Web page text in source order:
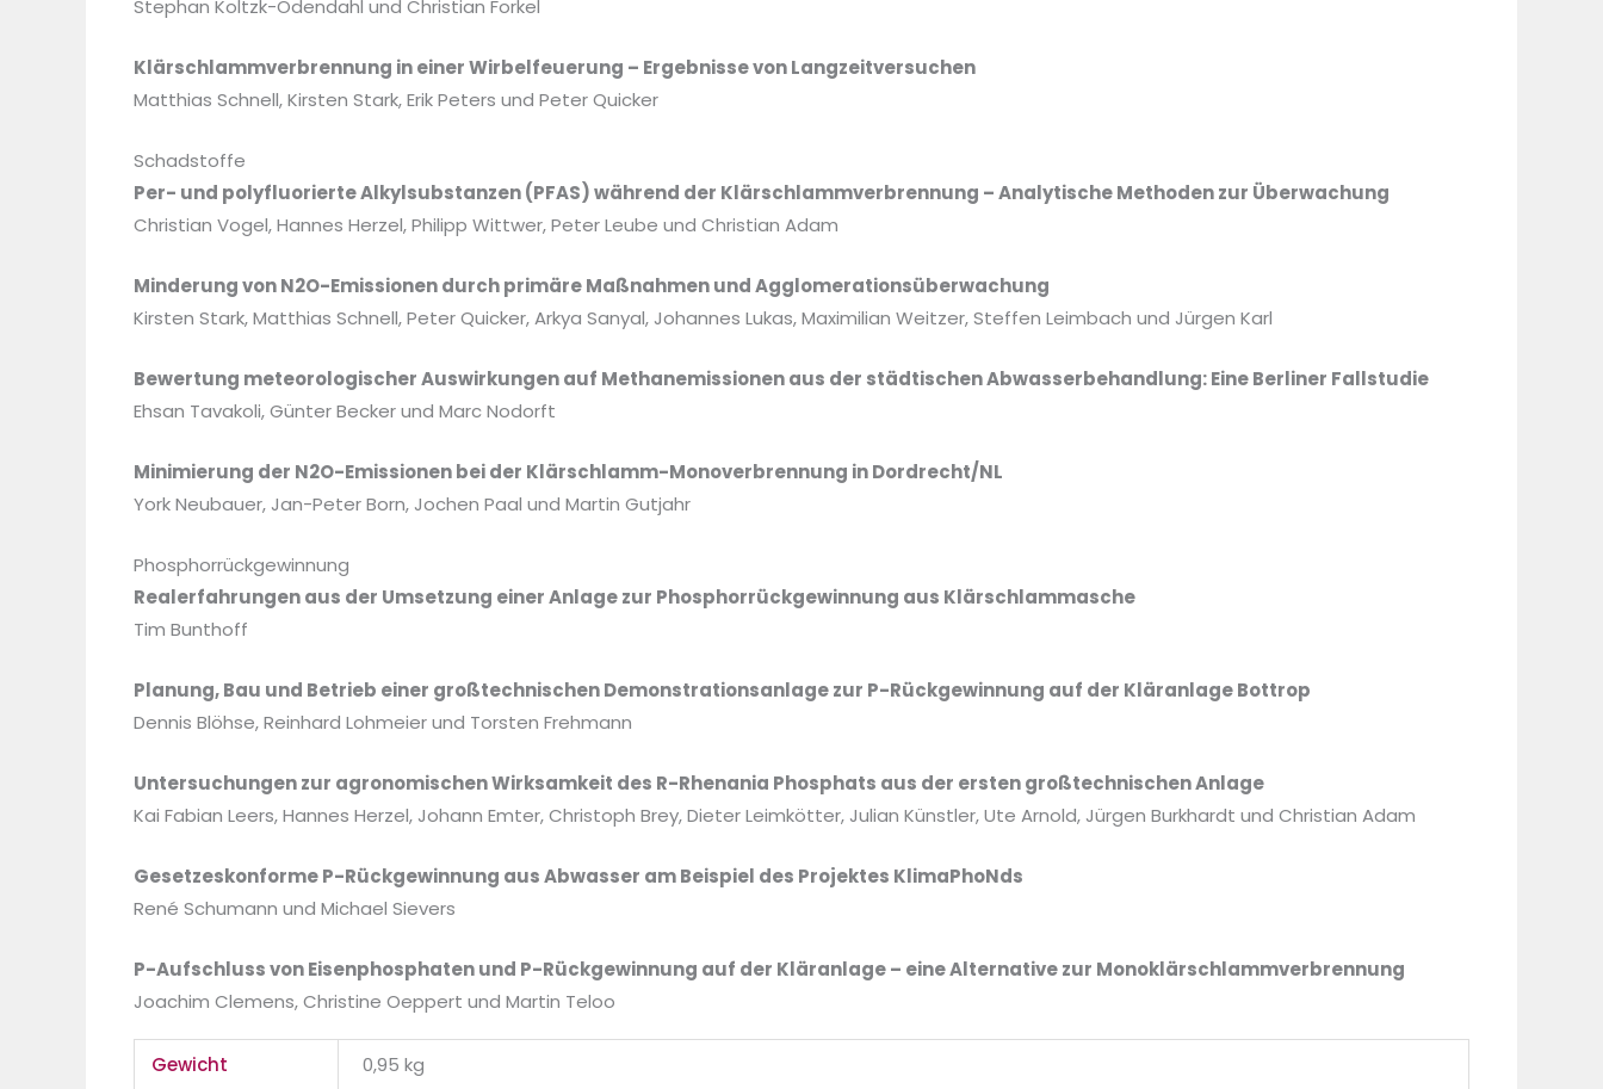
Stephan Koltzk-Odendahl und Christian Forkel
Klärschlammverbrennung in einer Wirbelfeuerung – Ergebnisse von Langzeitversuchen
Matthias Schnell, Kirsten Stark, Erik Peters und Peter Quicker
Schadstoffe
Per- und polyfluorierte Alkylsubstanzen (PFAS) während der Klärschlammverbrennung – Analytische Methoden zur Überwachung
Christian Vogel, Hannes Herzel, Philipp Wittwer, Peter Leube und Christian Adam
Minderung von N2O-Emissionen durch primäre Maßnahmen und Agglomerationsüberwachung
Kirsten Stark, Matthias Schnell, Peter Quicker, Arkya Sanyal, Johannes Lukas, Maximilian Weitzer, Steffen Leimbach und Jürgen Karl
Bewertung meteorologischer Auswirkungen auf Methanemissionen aus der städtischen Abwasserbehandlung: Eine Berliner Fallstudie
Ehsan Tavakoli, Günter Becker und Marc Nodorft
Minimierung der N2O-Emissionen bei der Klärschlamm-Monoverbrennung in Dordrecht/NL
York Neubauer, Jan-Peter Born, Jochen Paal und Martin Gutjahr
Phosphorrückgewinnung
Realerfahrungen aus der Umsetzung einer Anlage zur Phosphorrückgewinnung aus Klärschlammasche
Tim Bunthoff
Planung, Bau und Betrieb einer großtechnischen Demonstrationsanlage zur P-Rückgewinnung auf der Kläranlage Bottrop
Dennis Blöhse, Reinhard Lohmeier und Torsten Frehmann
Untersuchungen zur agronomischen Wirksamkeit des R-Rhenania Phosphats aus der ersten großtechnischen Anlage
Kai Fabian Leers, Hannes Herzel, Johann Emter, Christoph Brey, Dieter Leimkötter, Julian Künstler, Ute Arnold, Jürgen Burkhardt und Christian Adam
Gesetzeskonforme P-Rückgewinnung aus Abwasser am Beispiel des Projektes KlimaPhoNds
René Schumann und Michael Sievers
P-Aufschluss von Eisenphosphaten und P-Rückgewinnung auf der Kläranlage – eine Alternative zur Monoklärschlammverbrennung
Joachim Clemens, Christine Oeppert und Martin Teloo
Gewicht 0,95 kg